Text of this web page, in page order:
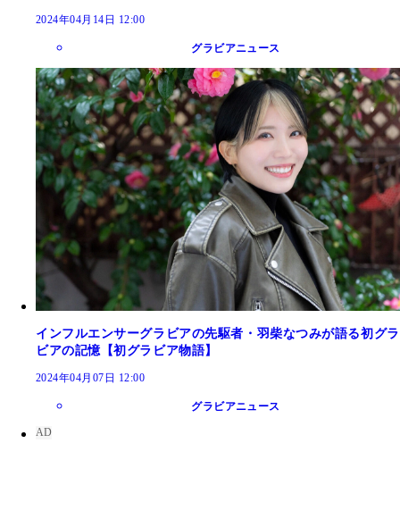
2024年04月14日 12:00
グラビアニュース
インフルエンサーグラビアの先駆者・羽柴なつみが語る初グラ
ビアの記憶【初グラビア物語】
2024年04月07日 12:00
グラビアニュース